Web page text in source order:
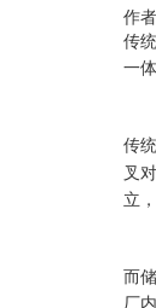
作
传
一
传
叉
立
而
厂